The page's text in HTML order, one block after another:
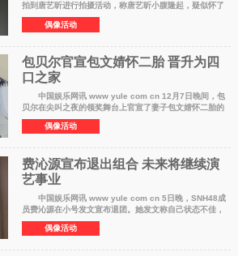
拍到唐艺昕进行拍摄活动，称唐艺昕小腹隆起，疑似怀了
第二胎。对此，唐艺昕本人发微博否认，表示：别闲得没
事总盯着肚子看！没有二胎！ 据
偶像活动
包贝尔官宣包文婧怀二胎 晋升为四
口之家
中国娱乐网讯 www yule com cn 12月7日晚间，包
贝尔在尖叫之夜的领奖舞台上官宣了妻子包文婧怀二胎的
消息。他表示谢谢我的老婆包文婧包子，谢谢女儿包可爱
饺子，谢谢我老婆肚子里的老二面条
偶像活动
费沁源宣布退出组合 未来将继续演
艺事业
中国娱乐网讯 www yule com cn 5日晚，SNH48成
员费沁源在小号发文宣布退团。她发文称自己状态不佳，
身体和心理都生病了：身边人员的更替、台前台后的变
化、自己的心境、未来的展望，每一件事
偶像活动